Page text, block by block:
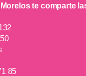
te comparte
85